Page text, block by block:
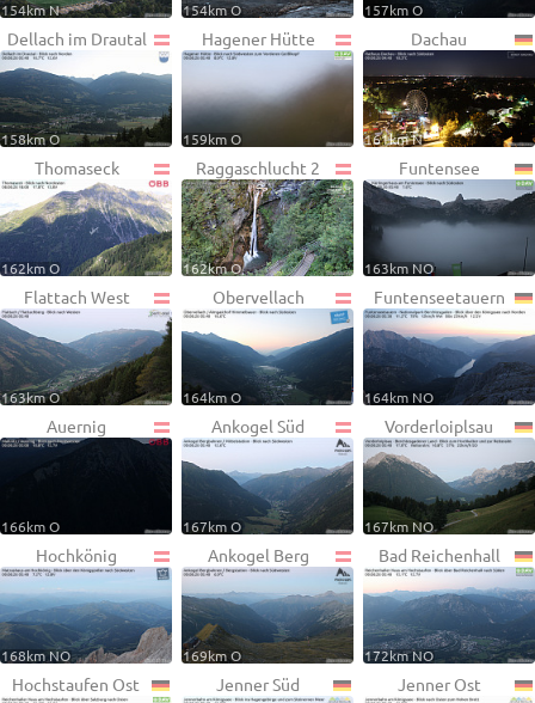
154km N 154km O 157km O
Dellach im Drautal
158km O
Hagener Hütte
159km O
Dachau
161km N
Thomaseck
162km O
Raggaschlucht 2
162km O
Funtensee
163km NO
Flattach West
163km O
Obervellach
164km O
Funtenseetauern
164km NO
Auernig
166km O
Ankogel Süd
167km O
Vorderloiplsau
167km NO
Hochkönig
168km NO
Ankogel Berg
169km O
Bad Reichenhall
172km NO
Hochstaufen Ost Jenner Süd Jenner Ost